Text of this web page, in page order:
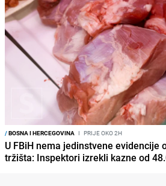
/BOSNA I HERCEGOVINA I PRIJE OKO 2H
U FBiH nema jedinstvene evidencije
tržišta: Inspektori izrekli kazne od